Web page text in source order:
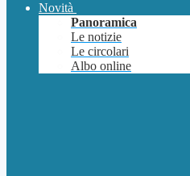
Novità
Panoramica
Le notizie
Le circolari
Albo online